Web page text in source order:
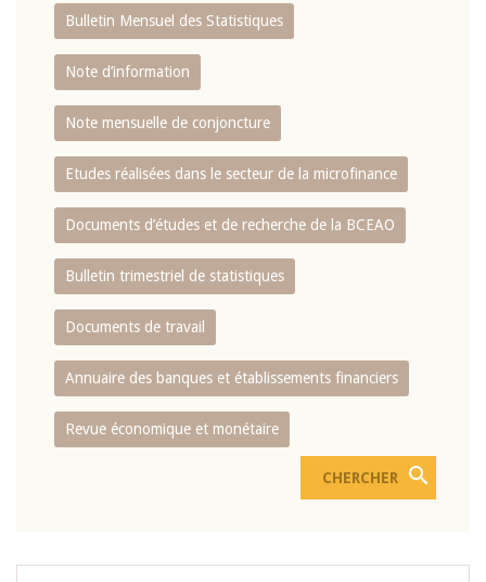
Bulletin Mensuel des Statistiques
Note d’information
Note mensuelle de conjoncture
Etudes réalisées dans le secteur de la microfinance
Documents d’études et de recherche de la BCEAO
Bulletin trimestriel de statistiques
Documents de travail
Annuaire des banques et établissements financiers
Revue économique et monétaire